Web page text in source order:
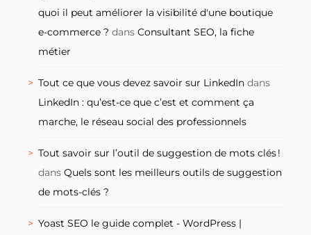
quoi il peut améliorer la visibilité d'une boutique
e-commerce ? dans Consultant SEO, la fiche
métier
Tout ce que vous devez savoir sur LinkedIn dans
LinkedIn : qu’est-ce que c’est et comment ça
marche, le réseau social des professionnels
Tout savoir sur l’outil de suggestion de mots clés !
dans Quels sont les meilleurs outils de suggestion
de mots-clés ?
Yoast SEO le guide complet - WordPress |